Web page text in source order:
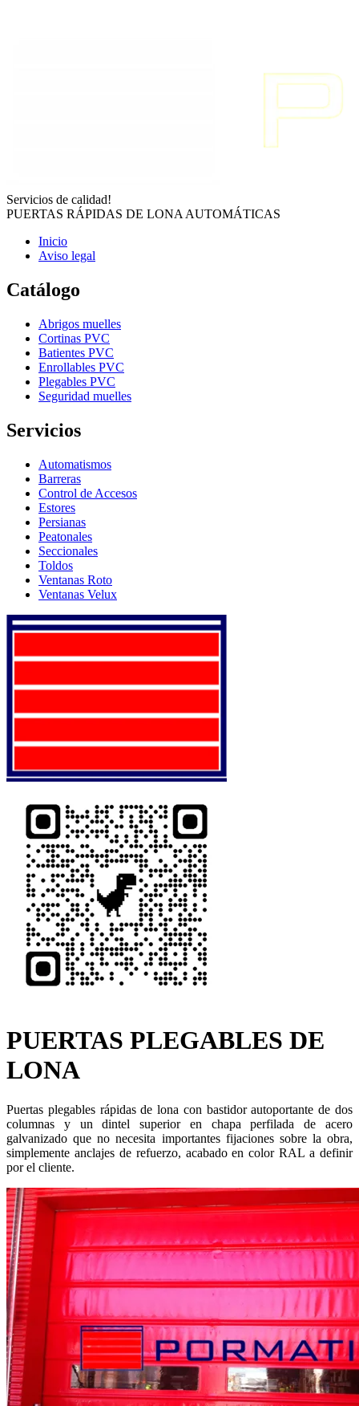
Servicios de calidad!
PUERTAS RÁPIDAS DE LONA AUTOMÁTICAS
Inicio
Aviso legal
Catálogo
Abrigos muelles
Cortinas PVC
Batientes PVC
Enrollables PVC
Plegables PVC
Seguridad muelles
Servicios
Automatismos
Barreras
Control de Accesos
Estores
Persianas
Peatonales
Seccionales
Toldos
Ventanas Roto
Ventanas Velux
PUERTAS PLEGABLES DE
LONA
Puertas plegables rápidas de lona con bastidor autoportante de dos
columnas y un dintel superior en chapa perfilada de acero
galvanizado que no necesita importantes fijaciones sobre la obra,
simplemente anclajes de refuerzo, acabado en color RAL a definir
por el cliente.